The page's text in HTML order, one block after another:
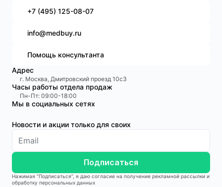
+7 (495) 125-08-07
info@medbuy.ru
Помощь консультанта
Адрес
г. Москва, Дмитровский проезд 10с3
Часы работы отдела продаж
Пн-Пт: 09:00-18:00
Мы в социальных сетях
Новости и акции только для своих
Подписаться
Нажимая “Подписаться”, я даю согласие на получение рекламной рассылки и
обработку персональных данных